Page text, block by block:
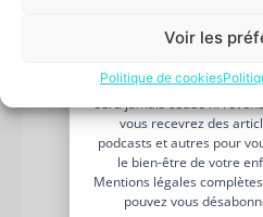
Voir les
Politique de cookies
dans l’interaction. Ces
Détournement du
détourne le regard,
surstimulé ou qu’il a
Pleurs : Les pleurs
l’enfant d’exprimer
JE BOOST MON
Je n’aime pas les spams :
sera jamais cédée ni
vous recevrez des
podcasts et autres pour
le bien-être de votre
Mentions légales
pouvez vous